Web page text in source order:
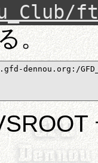
。
dennou.org:/